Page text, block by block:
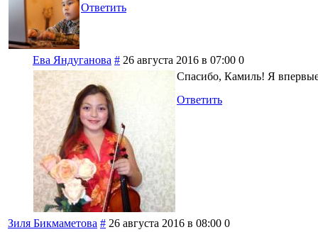
Ответить
Ева Яндуганова # 26 августа 2016 в 07:00 0
Спасибо, Камиль! Я впервые
Ответить
Зиля Бикмаметова # 26 августа 2016 в 08:00 0